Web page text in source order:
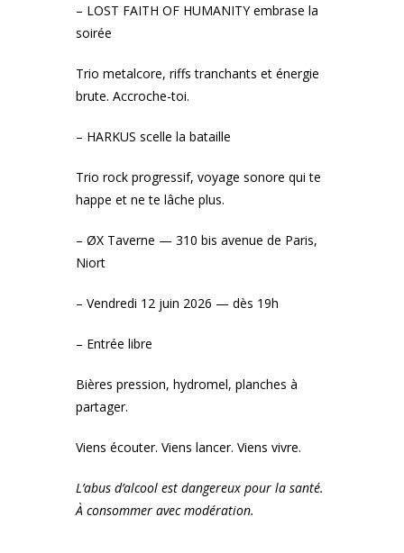
– LOST FAITH OF HUMANITY embrase la
soirée
Trio metalcore, riffs tranchants et énergie
brute. Accroche-toi.
– HARKUS scelle la bataille
Trio rock progressif, voyage sonore qui te
happe et ne te lâche plus.
– ØX Taverne — 310 bis avenue de Paris,
Niort
– Vendredi 12 juin 2026 — dès 19h
– Entrée libre
Bières pression, hydromel, planches à
partager.
Viens écouter. Viens lancer. Viens vivre.
L’abus d’alcool est dangereux pour la santé.
À consommer avec modération.